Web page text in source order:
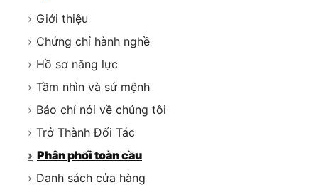
› Giới thiệu
› Chứng chỉ hành nghề
› Hồ sơ năng lực
› Tầm nhìn và sứ mệnh
› Báo chí nói về chúng tôi
› Trở Thành Đối Tác
› Phân phối toàn cầu
› Danh sách cửa hàng